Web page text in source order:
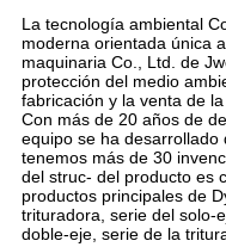
La tecnología ambiental
moderna orientada única
maquinaria Co., Ltd. de
protección del medio
fabricación y la venta de
Con más de 20 años de
equipo se ha desarrollado
tenemos más de 30
del struc- del producto es
productos principales de
trituradora, serie del solo-
doble-eje, serie de la